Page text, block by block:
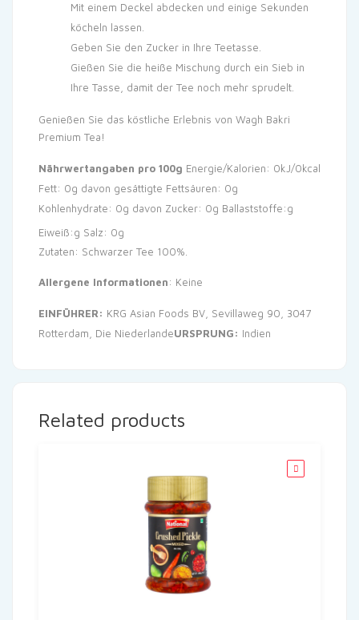
Mit einem Deckel abdecken und einige Sekunden
köcheln lassen.
Geben Sie den Zucker in Ihre Teetasse.
Gießen Sie die heiße Mischung durch ein Sieb in
Ihre Tasse, damit der Tee noch mehr sprudelt.
Genießen Sie das köstliche Erlebnis von Wagh Bakri
Premium Tea!
Nährwertangaben pro 100g Energie/Kalorien: 0kJ/0kcal
Fett: 0g davon gesättigte Fettsäuren: 0g
Kohlenhydrate: 0g davon Zucker: 0g Ballaststoffe:g
Eiweiß:g Salz: 0g
Zutaten: Schwarzer Tee 100%.
Allergene Informationen: Keine
EINFÜHRER: KRG Asian Foods BV, Sevillaweg 90, 3047
Rotterdam, Die NiederlandeURSPRUNG: Indien
Related products